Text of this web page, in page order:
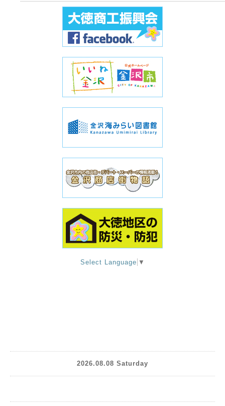
Select Language ▼
2026.08.08 Saturday